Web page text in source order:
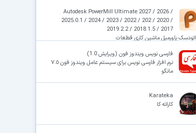
Autodesk PowerMill Ultimate 2027 / 2026 /
2025.0.1 / 2024 / 2023 / 2022 / 202 / 2020 /
2019.2.2 / 2018.1.5 / 2017
اتودسک پاورمیل ماشین کاری قطعات
فارسی نویس ویندوز فون (ویرایش 1.0)
نرم افزار فارسی نویس برای سیستم عامل ویندوز فون ٧.٥
مانگو
Karateka
کاراته کا